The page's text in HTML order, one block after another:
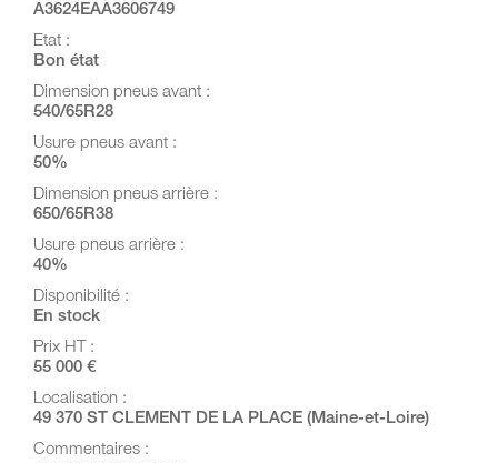
A3624EAA3606749
Etat :
Bon état
Dimension pneus avant :
540/65R28
Usure pneus avant :
50%
Dimension pneus arrière :
650/65R38
Usure pneus arrière :
40%
Disponibilité :
En stock
Prix HT :
55 000 €
Localisation :
49 370 ST CLEMENT DE LA PLACE (Maine-et-Loire)
Commentaires :